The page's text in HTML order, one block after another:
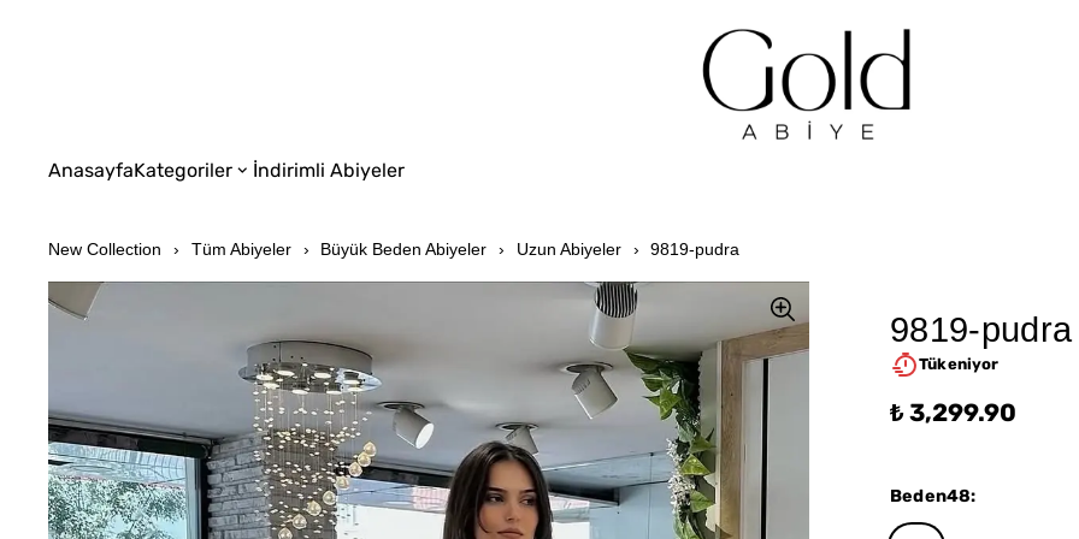
AnasayfaKategoriler İndirimli Abiyeler
New Collection Tüm Abiyeler Büyük Beden Abiyeler Uzun Abiyeler 9819-pudra
9819-pudra
Tükeniyor
₺ 3,299.90
Beden48: